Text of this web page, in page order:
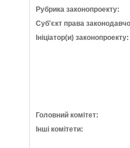
Рубрика законопроекту:
Суб'єкт права законодавчої
Ініціатор(и) законопроекту:
Головний комітет:
Інші комітети: